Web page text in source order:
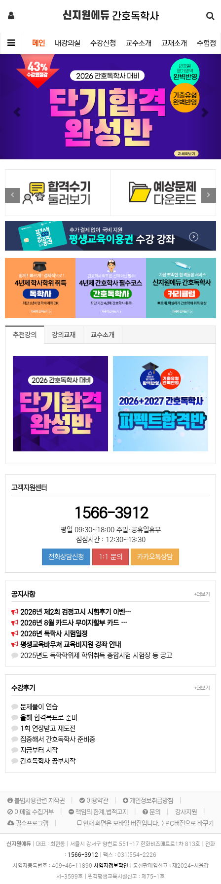
신지원에듀 간호독학사
메인 내강의실 수강신청 교수소개 교재소개 수험정
Previous
추천강의 강의교재 교수소개
고객지원센터
1566-3912
평일 09:30~18:00 주말·공휴일휴무
점심시간 : 12:30~13:30
전화상담신청 1:1 문의 카카오톡상담
+더보기
공지사항
2026년 제2회 검정고시 시험후기 이벤…
2026년 8월 카드사 무이자할부 카드 …
2026년 독학사 시험일정
평생교육바우쳐 교육비지원 강좌 안내
2025년도 독학학위제 학위취득 종합시험 시험장 등 공고
+더보기
수강후기
문제풀이 연습
올해 합격목표로 준비
1회 연장받고 재도전
집중해서 간호독학사 준비중
지금부터 시작
간호독학사 공부시작
불법사용관련 저작권 이용약관
개인정보취급방침
이메일 수집거부
책임의 한계,법적고지 문의
강사지원
필수프로그램
현재 화면은 모바일 버전입니다. > PC버전으로 바꾸기
신지원에듀 대표 : 최현동 서울시 강서구 양천로 551-17 한화비즈메트로1차 813호
전화
: 1566-3912 팩스 : 031)554-2226
사업자등록번호 : 409-46-11890 사업자정보확인 통신판매업신고 : 제2024-서울강
서-3599호
원격평생교육시설신고 : 제75-1호